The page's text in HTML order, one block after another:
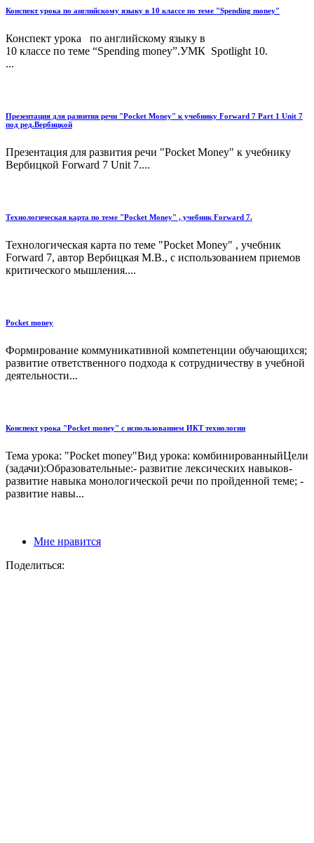
Конспект урока по английскому языку в 10 классе по теме "Spending money"
Конспект урока по английскому языку в
10 классе по теме “Spending money”.УМК Spotlight 10.
...
Презентация для развития речи "Pocket Money" к учебнику Forward 7 Part 1 Unit 7
под ред.Вербицкой
Презентация для развития речи "Pocket Money" к учебнику
Вербицкой Forward 7 Unit 7....
Технологическая карта по теме "Pocket Money" , учебник Forward 7.
Технологическая карта по теме "Pocket Money" , учебник
Forward 7, автор Вербицкая М.В., с использованием приемов
критического мышления....
Pocket money
Формирование коммуникативной компетенции обучающихся;
развитие ответственного подхода к сотрудничеству в учебной
деятельности...
Конспект урока "Pocket money" с использованием ИКТ технологии
Тема урока: "Pocket money"Вид урока: комбинированныйЦели
(задачи):Образовательные:- развитие лексических навыков-
развитие навыка монологической речи по пройденной теме; -
развитие навы...
Мне нравится
Поделиться: